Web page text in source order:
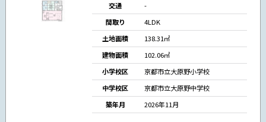
交通
-
間取り
4LDK
土地面積
138.31㎡
建物面積
102.06㎡
小学校区
京都市立大原野小学校
中学校区
京都市立大原野中学校
築年月
2026年11月